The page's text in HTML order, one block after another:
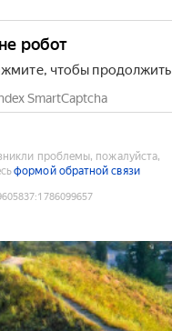
Я не робот
чтобы продолжить
SmartCaptcha
проблемы, пожалуйста,
формой обратной связи
:1786099657